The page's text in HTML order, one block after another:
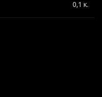
0,1 κ.